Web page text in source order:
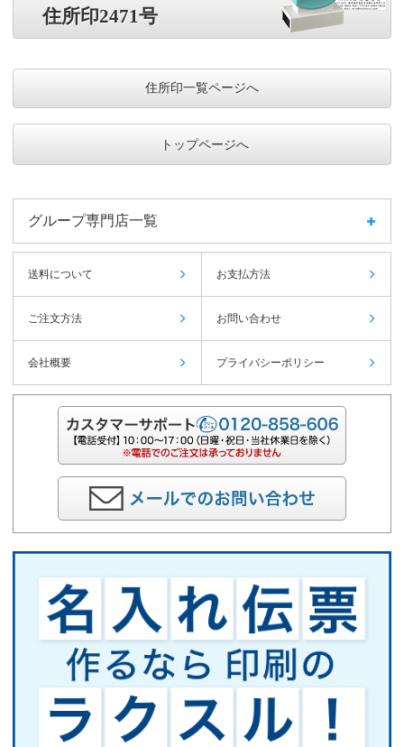
住所印2471号
住所印一覧ページへ
トップページへ
グループ専門店一覧
送料について お支払方法
ご注文方法 お問い合わせ
会社概要 プライバシーポリシー